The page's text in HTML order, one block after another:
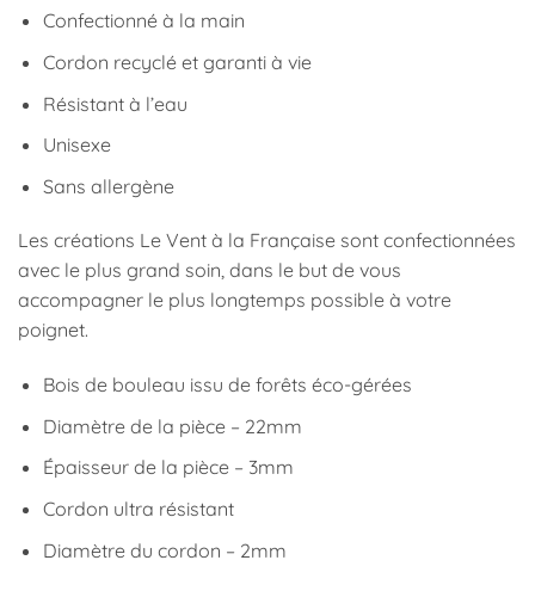
Confectionné à la main
Cordon recyclé et garanti à vie
Résistant à l’eau
Unisexe
Sans allergène
Les créations Le Vent à la Française sont confectionnées
avec le plus grand soin, dans le but de vous
accompagner le plus longtemps possible à votre
poignet.
Bois de bouleau issu de forêts éco-gérées
Diamètre de la pièce – 22mm
Épaisseur de la pièce – 3mm
Cordon ultra résistant
Diamètre du cordon – 2mm